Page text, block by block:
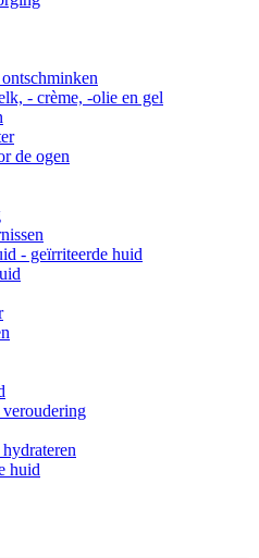
- crème, -olie en gel
de ogen
- geïrriteerde huid
huid